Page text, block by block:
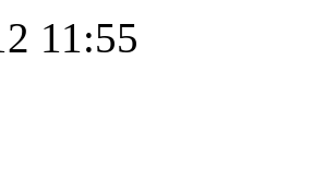
11:55